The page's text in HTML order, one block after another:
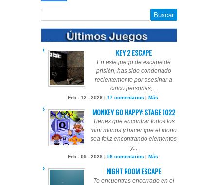
KEY 2 ESCAPE
En este juego de escape de
prisión, has sido condenado
recientemente por asesinar a
cinco personas,...
Feb - 12 - 2026 | 17 comentarios Más
MONKEY GO HAPPY: STAGE 1022
Tienes que encontrar todos los
mini monos y hacer que el mono
sea feliz encontrando elementos
y...
Feb - 09 - 2026 | 58 comentarios Más
NIGHT ROOM ESCAPE
Te encuentras encerrado en el